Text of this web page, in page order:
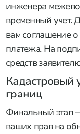
инженера
временный учет.
вам соглашение
платежа. На
средств
Кадастровый
границ
Финальный этап
ваших прав на